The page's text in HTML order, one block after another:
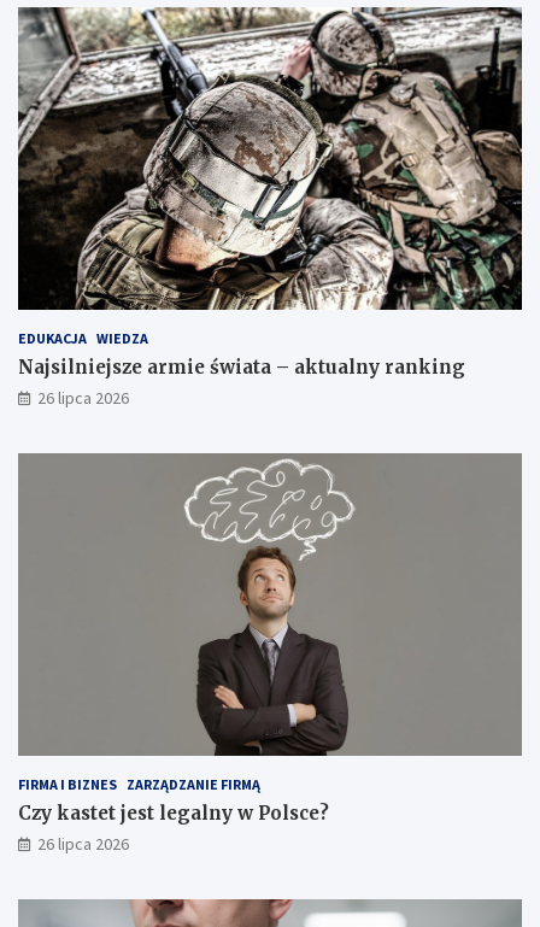
EDUKACJA WIEDZA
Najsilniejsze armie świata – aktualny ranking
26 lipca 2026
FIRMA I BIZNES ZARZĄDZANIE FIRMĄ
Czy kastet jest legalny w Polsce?
26 lipca 2026